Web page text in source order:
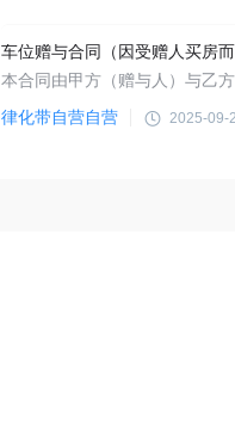
律化带自营自营 2025-09-